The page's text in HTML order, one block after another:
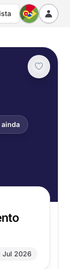
Jul 2026